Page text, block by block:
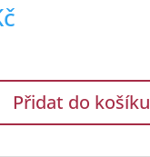
Přidat do košíku